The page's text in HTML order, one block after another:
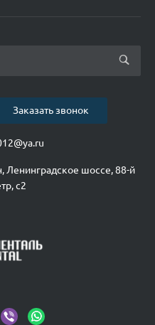
Ленинградское шоссе, 88-й
с2
Заказать звонок